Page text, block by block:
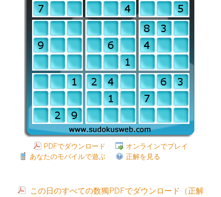
PDFでダウンロード
オンラインでプレイ
あなたのモバイルで遊ぶ
正解を見る
この日のすべての数獨PDFでダウンロード（正解